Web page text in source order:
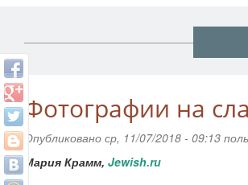
Фотографии на
Опубликовано ср, 11/07/2018 - 09:13
Мария Крамм, Jewish.ru